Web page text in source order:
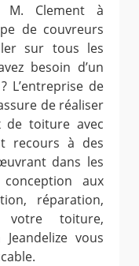
M. Clement à
de couvreurs
sur tous les
besoin d’un
L’entreprise de
de réaliser
de toiture avec
recours à des
dans les
aux
réparation,
toiture,
vous